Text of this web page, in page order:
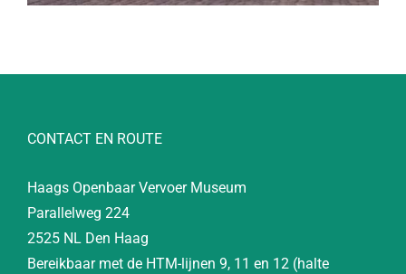
CONTACT EN ROUTE
Haags Openbaar Vervoer Museum
Parallelweg 224
2525 NL Den Haag
Bereikbaar met de HTM-lijnen 9, 11 en 12 (halte